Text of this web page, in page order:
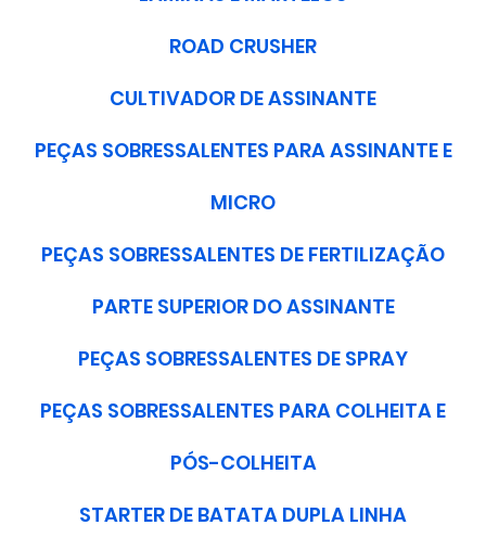
ROAD CRUSHER
CULTIVADOR DE ASSINANTE
PEÇAS SOBRESSALENTES PARA ASSINANTE E
MICRO
PEÇAS SOBRESSALENTES DE FERTILIZAÇÃO
PARTE SUPERIOR DO ASSINANTE
PEÇAS SOBRESSALENTES DE SPRAY
PEÇAS SOBRESSALENTES PARA COLHEITA E
PÓS-COLHEITA
STARTER DE BATATA DUPLA LINHA